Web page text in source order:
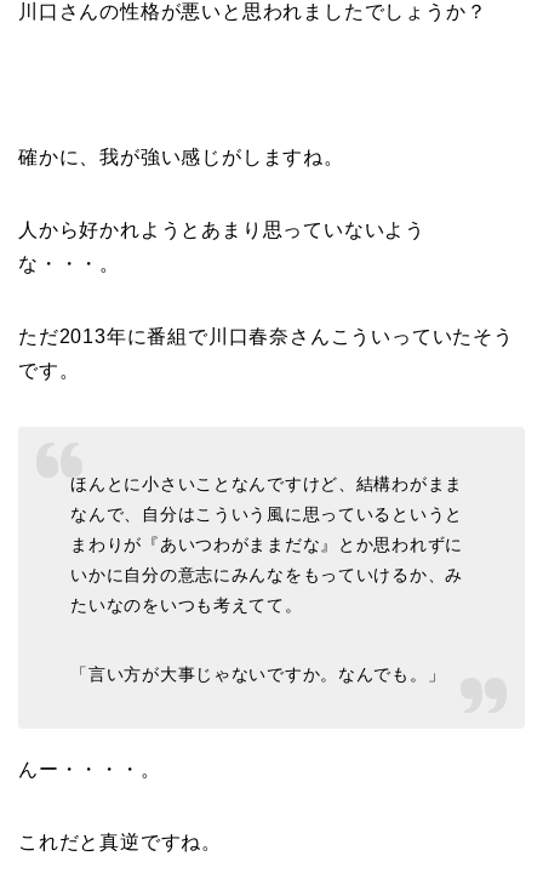
川口さんの性格が悪いと思われましたでしょうか？
確かに、我が強い感じがしますね。
人から好かれようとあまり思っていないよう
な・・・。
ただ2013年に番組で川口春奈さんこういっていたそう
です。
ほんとに小さいことなんですけど、結構わがまま
なんで、自分はこういう風に思っているというと
まわりが『あいつわがままだな』とか思われずに
いかに自分の意志にみんなをもっていけるか、み
たいなのをいつも考えてて。
「言い方が大事じゃないですか。なんでも。」
んー・・・・。
これだと真逆ですね。